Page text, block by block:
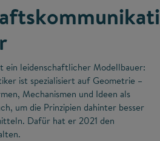
ein leidenschaftlicher Modellbauer:
ist spezialisiert auf Geometrie –
Mechanismen und Ideen als
um die Prinzipien dahinter besser
Dafür hat er 2021 den